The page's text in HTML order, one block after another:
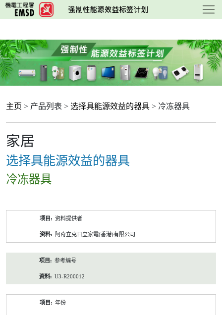
跳
至
要
内
容
主页 > 产品列表 > 选择具能源效益的器具 > 冷冻器具
家居
选择具能源效益的器具
冷冻器具
资料提供者
阿奇立克日立家電(香港)有限公司
参考编号
U3-R200012
年份